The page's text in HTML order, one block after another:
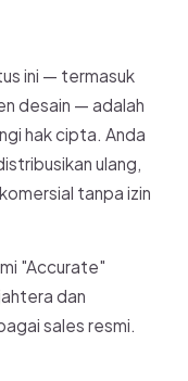
ini — termasuk
desain — adalah
hak cipta. Anda
ulang,
tanpa izin
"Accurate"
dan
sales resmi.